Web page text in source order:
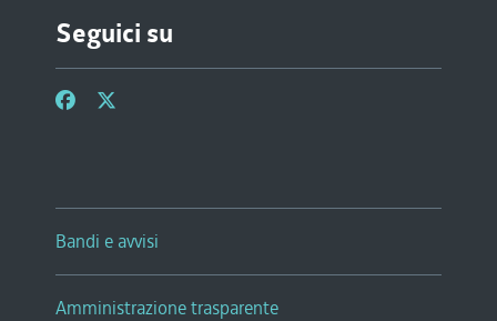
Seguici su
Bandi e avvisi
Amministrazione trasparente